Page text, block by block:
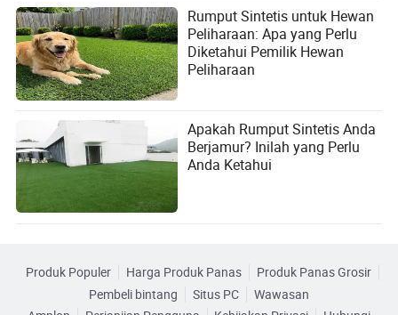
Rumput Sintetis untuk Hewan
Peliharaan: Apa yang Perlu
Diketahui Pemilik Hewan
Peliharaan
Apakah Rumput Sintetis Anda
Berjamur? Inilah yang Perlu
Anda Ketahui
Produk Populer Harga Produk Panas
Produk Panas Grosir
Pembeli bintang
Situs PC
Wawasan